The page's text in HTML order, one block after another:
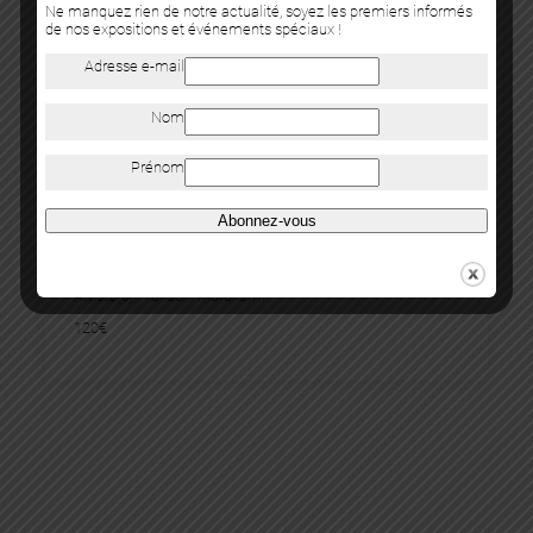
Artiste(s) :Takashi Murakami
120€
Ne manquez rien de notre actualité, soyez les premiers informés
de nos expositions et événements spéciaux !
Adresse e-mail
Nom
Prénom
Abonnez-vous